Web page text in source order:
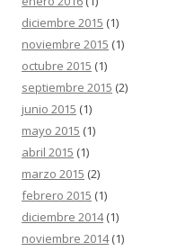
diciembre 2015 (1)
noviembre 2015 (1)
octubre 2015 (1)
septiembre 2015 (2)
junio 2015 (1)
mayo 2015 (1)
abril 2015 (1)
marzo 2015 (2)
febrero 2015 (1)
diciembre 2014(1)
noviembre 2014(1)